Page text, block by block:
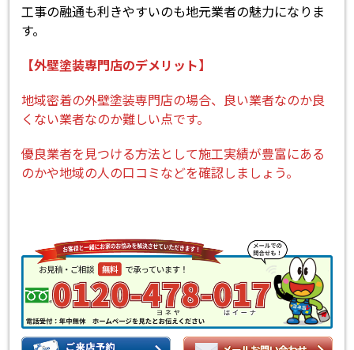
工事の融通も利きやすいのも地元業者の魅力になりま
す。
【外壁塗装専門店のデメリット】
地域密着の外壁塗装専門店の場合、良い業者なのか良
くない業者なのか難しい点です。
優良業者を見つける方法として施工実績が豊富にある
のかや地域の人の口コミなどを確認しましょう。